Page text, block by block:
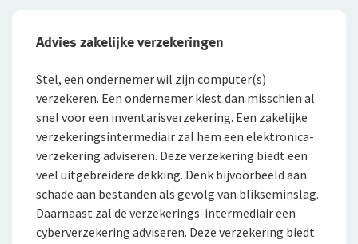
Advies zakelijke verzekeringen
Stel, een ondernemer wil zijn computer(s)
verzekeren. Een ondernemer kiest dan misschien al
snel voor een inventarisverzekering. Een zakelijke
verzekeringsintermediair zal hem een elektronica­
verzekering adviseren. Deze verzekering biedt een
veel uitgebreidere dekking. Denk bijvoorbeeld aan
schade aan bestanden als gevolg van blikseminslag.
Daarnaast zal de verzekerings-intermediair een
cyberverzekering adviseren. Deze verzekering biedt